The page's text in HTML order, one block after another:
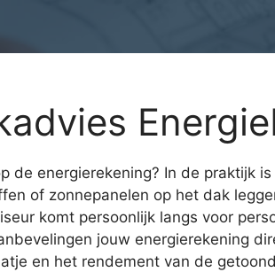
de energierekening? In de praktijk
of zonnepanelen op het dak
komt persoonlijk langs voor
jouw energierekening
en het rendement van de